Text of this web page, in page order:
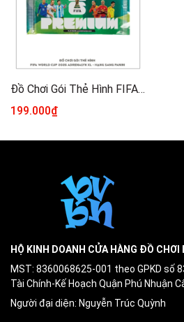
Đồ Chơi Gói Thẻ Hình FIFA World Cup 2026 Adrenalyn XL - Hạng Sang PANINI
199.000₫
HỘ KINH DOANH CỬA HÀNG ĐỒ CHƠI
MST: 8360068625-001 theo GPKD số
Tài Chính-Kế Hoạch Quận Phú Nhuận
Người đại diện: Nguyễn Trúc Quỳnh